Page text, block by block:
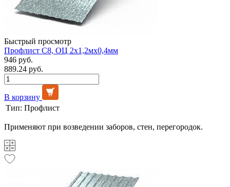
Быстрый просмотр
Профлист С8, ОЦ 2х1,2мх0,4мм
946 руб.
889.24 руб.
В корзину
Тип: Профлист
Применяют при возведении заборов, стен, перегородок.